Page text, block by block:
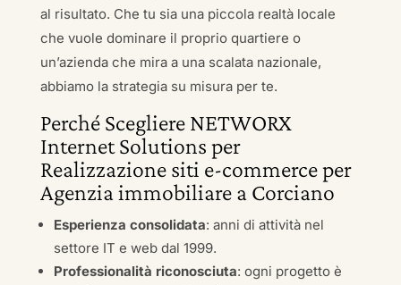
al risultato. Che tu sia una piccola realtà locale
che vuole dominare il proprio quartiere o
un’azienda che mira a una scalata nazionale,
abbiamo la strategia su misura per te.
Perché Scegliere NETWORX
Internet Solutions per
Realizzazione siti e-commerce per
Agenzia immobiliare a Corciano
Esperienza consolidata: anni di attività nel
settore IT e web dal 1999.
Professionalità riconosciuta: ogni progetto è